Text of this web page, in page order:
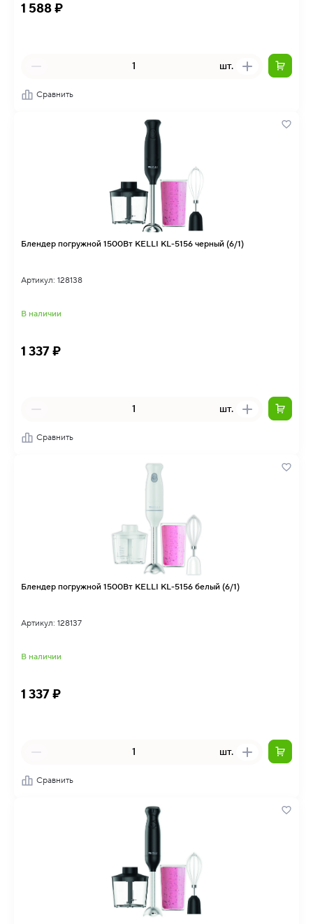
1 588 ₽
шт.
Сравнить
Блендер погружной 1500Вт KELLI KL-5156 черный (6/1)
Артикул: 128138
В наличии
1 337 ₽
шт.
Сравнить
Блендер погружной 1500Вт KELLI KL-5156 белый (6/1)
Артикул: 128137
В наличии
1 337 ₽
шт.
Сравнить